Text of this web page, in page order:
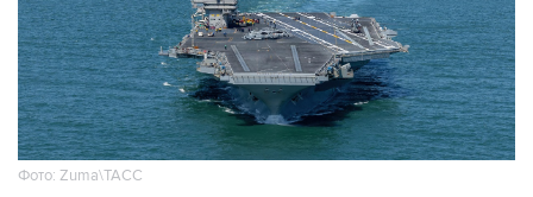
Фото: Zuma\ТАСС